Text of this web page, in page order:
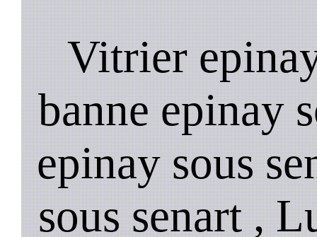
Vitrier
banne epinay
epinay sous
sous senart ,